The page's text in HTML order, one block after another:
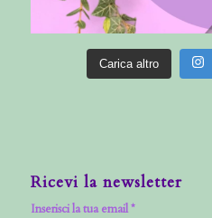
Carica altro
Ricevi la newsletter
Inserisci la tua email *